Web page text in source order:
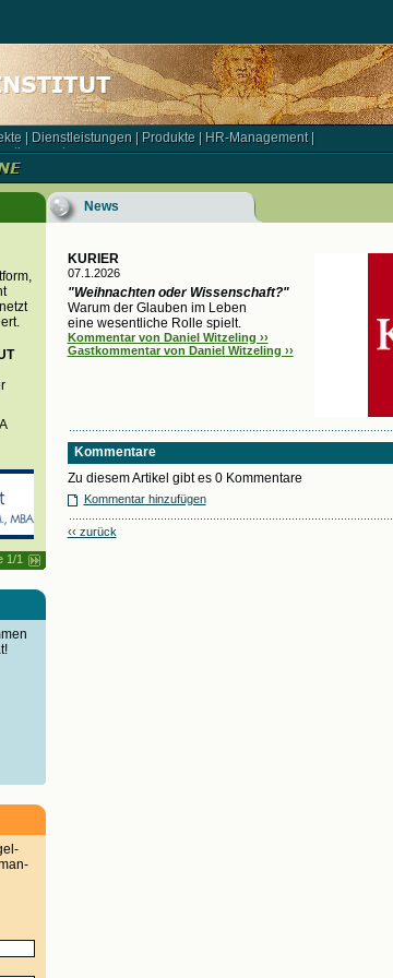
| Dienstleistungen | Produkte | HR-Management |
| Dienstleistungen| Produkte| HR-Management|
News
1/1
KURIER
07.1.2026
"Weihnachten oder Wissenschaft?"
Warum der Glauben im Leben
eine wesentliche Rolle spielt.
Kommentar von Daniel Witzeling ››
Gastkommentar von Daniel Witzeling ››
Kommentare
Zu diesem Artikel gibt es 0 Kommentare
Kommentar hinzufügen
‹‹ zurück